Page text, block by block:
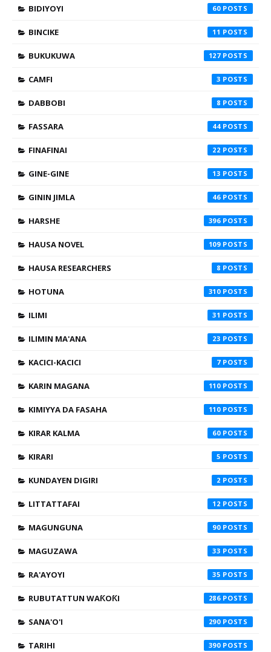
BIDIYOYI 60
BINCIKE 11
BUKUKUWA 127
CAMFI 3
DABBOBI 8
FASSARA 44
FINAFINAI 22
GINE-GINE 13
GININ JIMLA 46
HARSHE 396
HAUSA NOVEL 109
HAUSA RESEARCHERS 8
HOTUNA 310
ILIMI 31
ILIMIN MA'ANA 23
KACICI-KACICI 7
KARIN MAGANA 110
KIMIYYA DA FASAHA 110
KIRAR KALMA 60
KIRARI 5
KUNDAYEN DIGIRI 2
LITTATTAFAI 12
MAGUNGUNA 90
MAGUZAWA 33
RA'AYOYI 35
RUBUTATTUN WAƘOƘI 286
SANA'O'I 290
TARIHI 390